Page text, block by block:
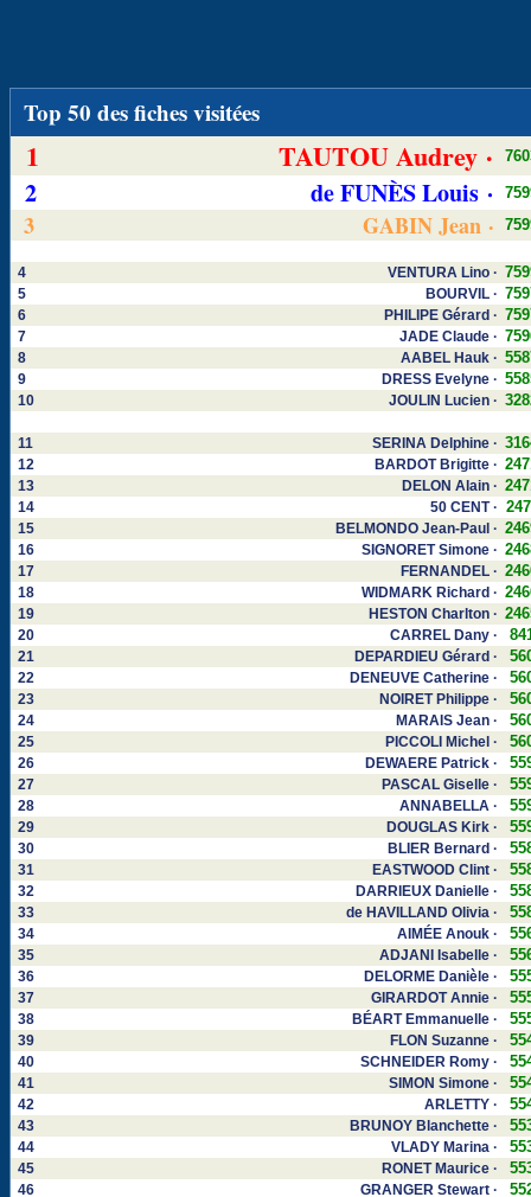
Top 50 des fiches visitées
1 TAUTOU Audrey ·
2 de FUNÈS Louis ·
3 GABIN Jean ·
4 VENTURA Lino ·
5 BOURVIL ·
6 PHILIPE Gérard ·
7 JADE Claude ·
8 AABEL Hauk ·
9 DRESS Evelyne ·
10 JOULIN Lucien ·
11 SERINA Delphine ·
12 BARDOT Brigitte ·
13 DELON Alain ·
14 50 CENT ·
15 BELMONDO Jean-Paul ·
16 SIGNORET Simone ·
17 FERNANDEL ·
18 WIDMARK Richard ·
19 HESTON Charlton ·
20 CARREL Dany ·
21 DEPARDIEU Gérard ·
22 DENEUVE Catherine ·
23 NOIRET Philippe ·
24 MARAIS Jean ·
25 PICCOLI Michel ·
26 DEWAERE Patrick ·
27 PASCAL Giselle ·
28 ANNABELLA ·
29 DOUGLAS Kirk ·
30 BLIER Bernard ·
31 EASTWOOD Clint ·
32 DARRIEUX Danielle ·
33 de HAVILLAND Olivia ·
34 AIMÉE Anouk ·
35 ADJANI Isabelle ·
36 DELORME Danièle ·
37 GIRARDOT Annie ·
38 BÉART Emmanuelle ·
39 FLON Suzanne ·
40 SCHNEIDER Romy ·
41 SIMON Simone ·
42 ARLETTY ·
43 BRUNOY Blanchette ·
44 VLADY Marina ·
45 RONET Maurice ·
46 GRANGER Stewart ·